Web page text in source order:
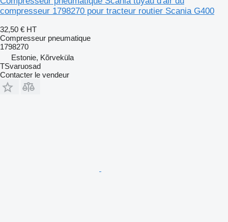
compresseur 1798270 pour tracteur routier Scania G400
32,50 € HT
Compresseur pneumatique
1798270
Estonie, Kõrveküla
TSvaruosad
Contacter le vendeur